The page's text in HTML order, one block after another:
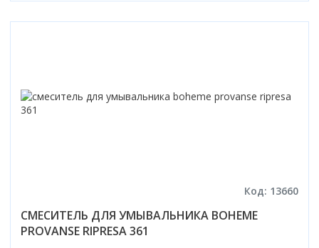
Код: 13660
СМЕСИТЕЛЬ ДЛЯ УМЫВАЛЬНИКА BOHEME
PROVANSE RIPRESA 361